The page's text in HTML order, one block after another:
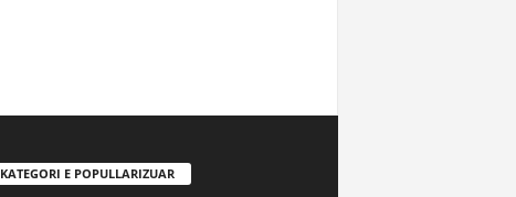
KATEGORI E POPULLARIZUAR